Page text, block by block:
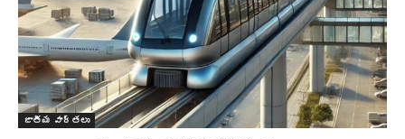
జాతీయ వార్తలు